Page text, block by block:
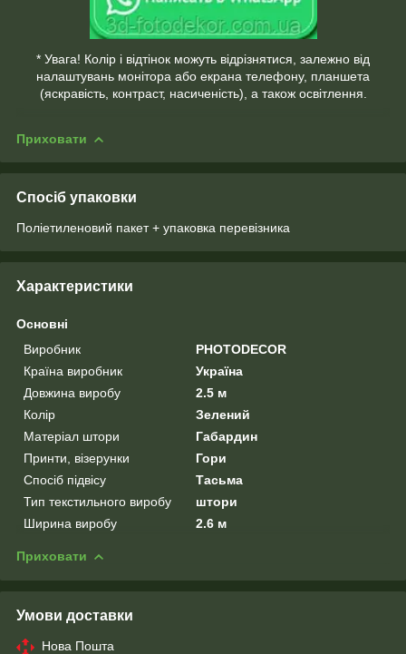
* Увага! Колір і відтінок можуть відрізнятися, залежно від
налаштувань монітора або екрана телефону, планшета
(яскравість, контраст, насиченість), а також освітлення.
Приховати
Спосіб упаковки
Поліетиленовий пакет + упаковка перевізника
Характеристики
Основні
Виробник
PHOTODECOR
Країна виробник
Україна
Довжина виробу
2.5 м
Колір
Зелений
Матеріал штори
Габардин
Принти, візерунки
Гори
Спосіб підвісу
Тасьма
Тип текстильного виробу
штори
Ширина виробу
2.6 м
Приховати
Умови доставки
Нова Пошта